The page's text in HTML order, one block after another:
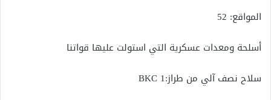
المواقع: 52
أسلحة ومعدات عسكرية التي استولت عليها قواتنا
سلاح نصف آلي من طراز:BKC 1